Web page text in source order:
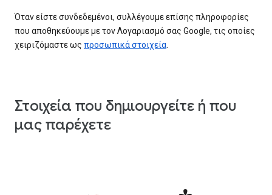
Όταν είστε συνδεδεμένοι, συλλέγουμε επίσης πληροφορίες
που αποθηκεύουμε με τον Λογαριασμό σας Google, τις οποίες
χειριζόμαστε ως προσωπικά στοιχεία
Στοιχεία που δημιουργείτε ή που
μας παρέχετε